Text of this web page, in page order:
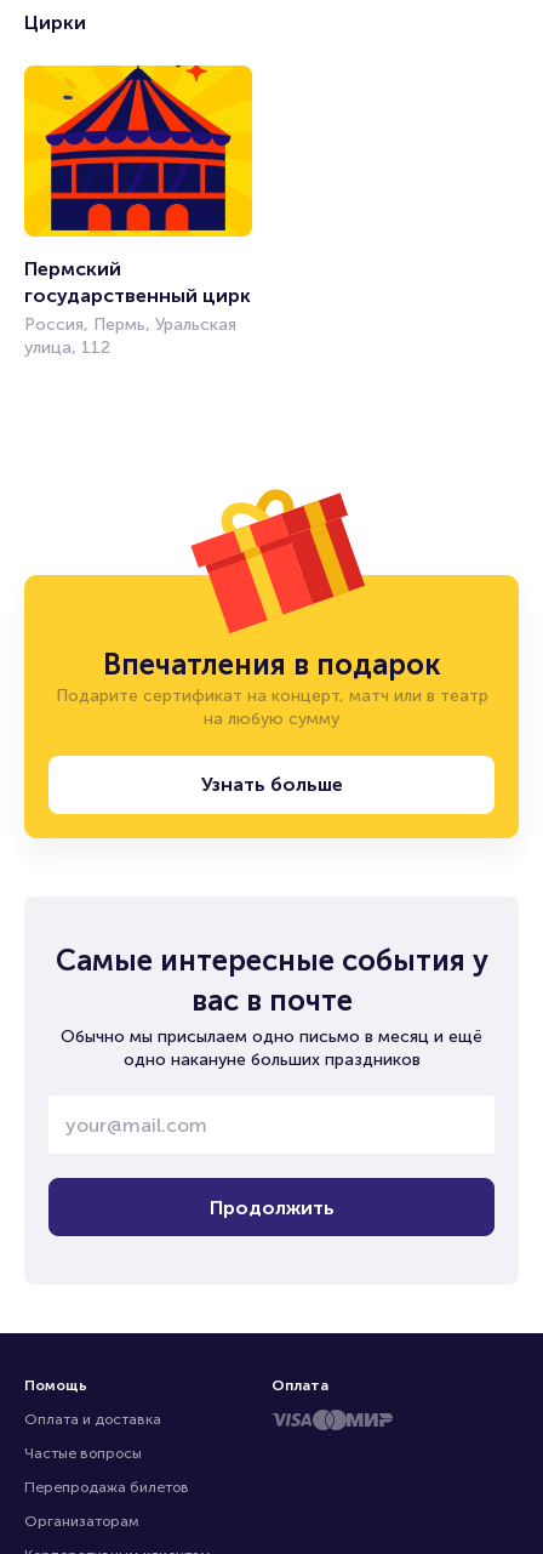
Цирки
Пермский
государственный цирк
Россия, Пермь, Уральская
улица, 112
Впечатления в подарок
Подарите сертификат на концерт, матч или в театр
на любую сумму
Узнать больше
Самые интересные события у
вас в почте
Обычно мы присылаем одно письмо в месяц и ещё
одно накануне больших праздников
Продолжить
Помощь
Оплата и доставка
Частые вопросы
Перепродажа билетов
Организаторам
Оплата